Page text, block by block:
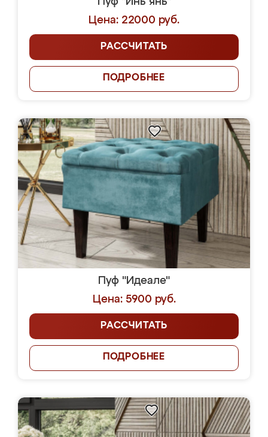
Цена: 22000 руб.
РАССЧИТАТЬ
ПОДРОБНЕЕ
Пуф "Идеале"
Цена: 5900 руб.
РАССЧИТАТЬ
ПОДРОБНЕЕ